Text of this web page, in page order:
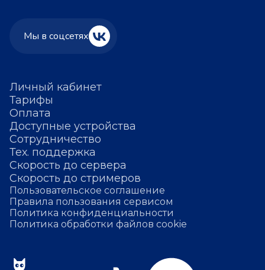
Личный кабинет
Тарифы
Оплата
Доступные устройства
Сотрудничество
Тех. поддержка
Скорость до сервера
Скорость до стримеров
Пользовательское соглашение
Правила пользования сервисом
Политика конфиденциальности
Политика обработки файлов cookie
Мы в соцсетях